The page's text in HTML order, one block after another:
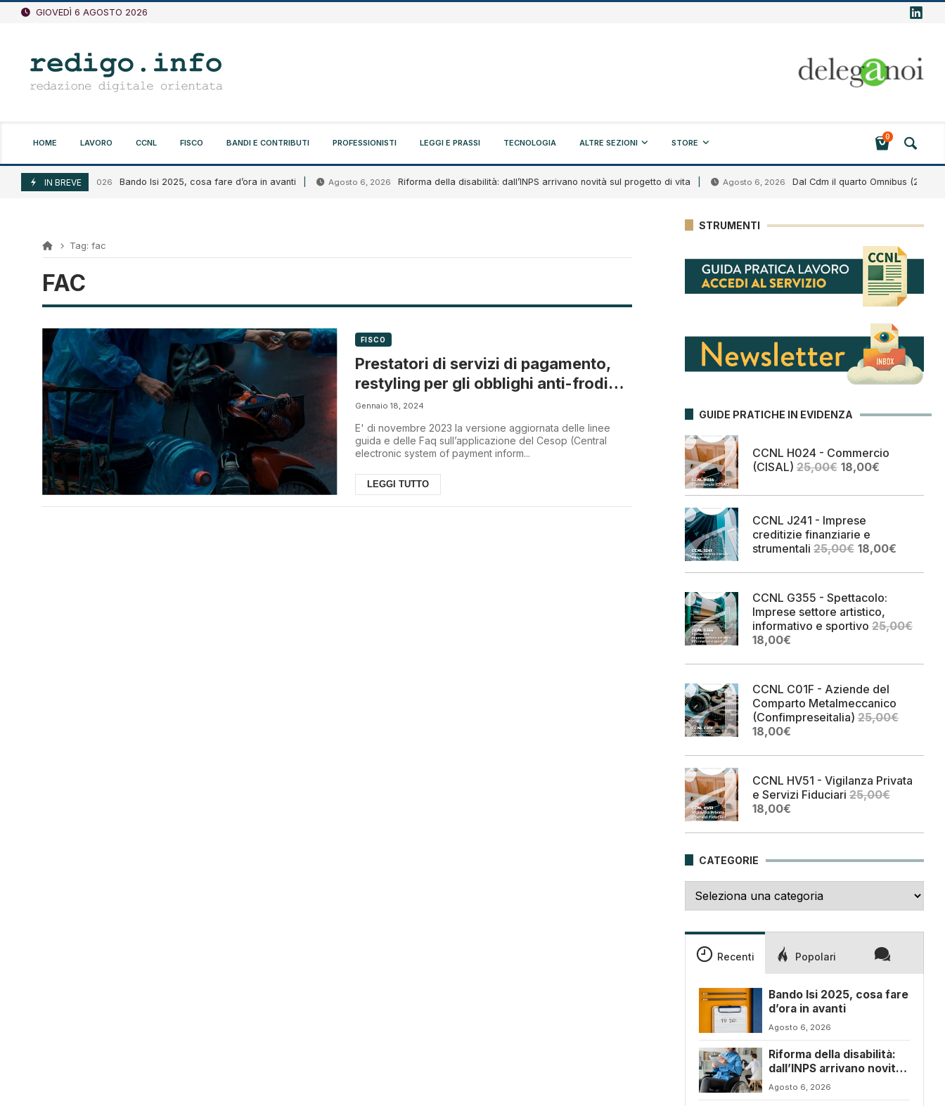
Vai
GIOVEDÌ 6 AGOSTO 2026
HOME LAVORO CCNL FISCO BANDI E CONTRIBUTI PROFESSIONISTI LEGGI E PRASSI TECNOLOGIA ALTRE SEZIONI STORE
0
IN BREVE
Agosto 6, 2026 Bando Isi 2025, cosa fare d’ora in avanti Agosto 6, 2026 Riforma della disabilità: dall’INPS arrivano novità sul progetto di vita Agosto 6, 2026 Dal Cdm il quarto Omnibus (2026)
Tag: fac
FAC
FISCO
Prestatori di servizi di pagamento,
restyling per gli obblighi anti-frodi
Iva
Gennaio 18, 2024
E' di novembre 2023 la versione aggiornata delle linee
guida e delle Faq sull’applicazione del Cesop (Central
electronic system of payment inform...
LEGGI TUTTO
STRUMENTI
GUIDE PRATICHE IN EVIDENZA
CCNL H024 - Commercio
(CISAL) 25,00€ Il
originale
25,00€.
18,00€Il
attuale
CCNL J241 - Imprese
creditizie finanziarie e
strumentali 25,00€ Il
originale
25,00€.
18,00€Il
attuale
CCNL G355 - Spettacolo:
Imprese settore artistico,
informativo e sportivo 25,00€
Il
originale
25,00€.
18,00€Il
attuale
18,00€.
CCNL C01F - Aziende del
Comparto Metalmeccanico
(Confimpreseitalia) 25,00€
Il
originale
25,00€.
18,00€Il
attuale
18,00€.
CCNL HV51 - Vigilanza Privata
e Servizi Fiduciari 25,00€
Il
originale
25,00€.
18,00€Il
attuale
18,00€.
CATEGORIE
Recenti Popolari
Bando Isi 2025, cosa fare
d’ora in avanti
Agosto 6, 2026
Riforma della disabilità:
dall’INPS arrivano novità
sul progetto di vita
Agosto 6, 2026